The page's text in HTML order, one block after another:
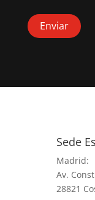
Sede
Madrid:
Av.
28821